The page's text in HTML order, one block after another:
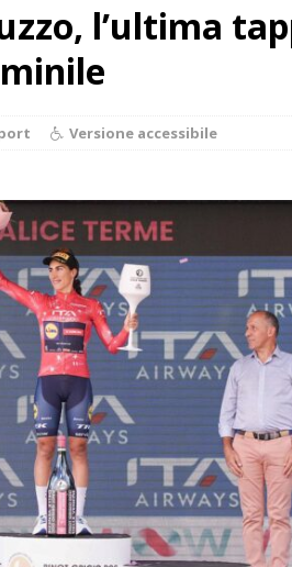
problema politico
ALBA
ITINERARI / La ciclabile del Ponente ligure sui
Maltempo a Monticello d’Alba: crolla un palo
Abitare il piemontese / La parola della
Alba: lunedì 10 agosto tornano le “Notti del
Dal 13 al 16 agosto a Priocca c’è la Sagra
Rotary Club Bra: arriva il “Premio per
l’ultima
Versione accessibile